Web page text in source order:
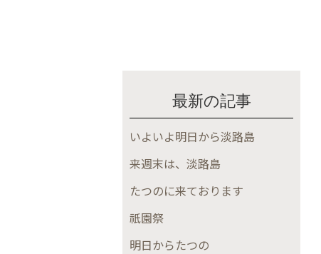
最新の記事
いよいよ明日から淡路島
来週末は、淡路島
たつのに来ております
祇園祭
明日からたつの